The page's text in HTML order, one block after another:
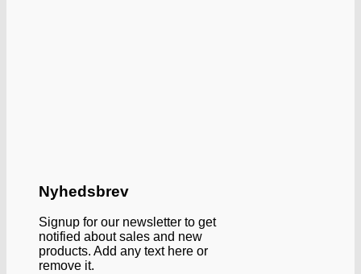
Nyhedsbrev
Signup for our newsletter to get
notified about sales and new
products. Add any text here or
remove it.